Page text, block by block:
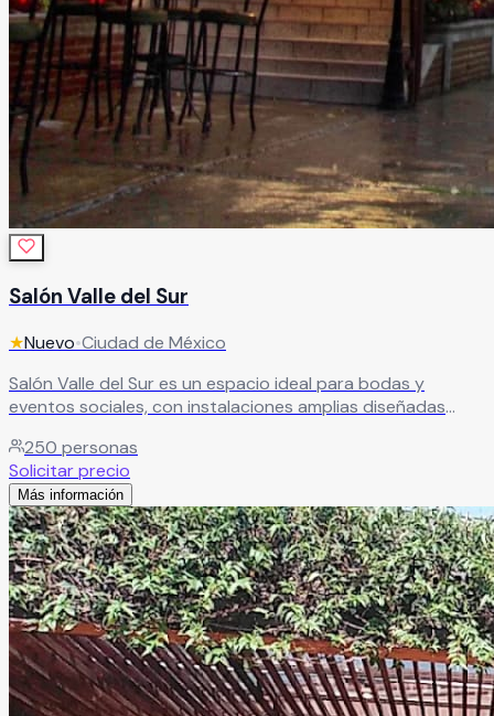
Salón Valle del Sur
★Nuevo•Ciudad de México
Salón Valle del Sur es un espacio ideal para bodas y
eventos sociales, con instalaciones amplias diseñadas
calidad, servicio y excelente relación costo-beneficio.
Tiene capacidad para banquetes de 50 a 250 personas,
además de contar con camerino para novios, área de
fumadores, estacionamiento amplio y servicio de limpieza
en sanitarios.Leer más
250 personas
Solicitar precio
Más información